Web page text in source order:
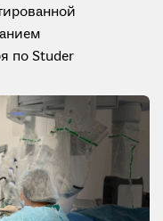
по Studer